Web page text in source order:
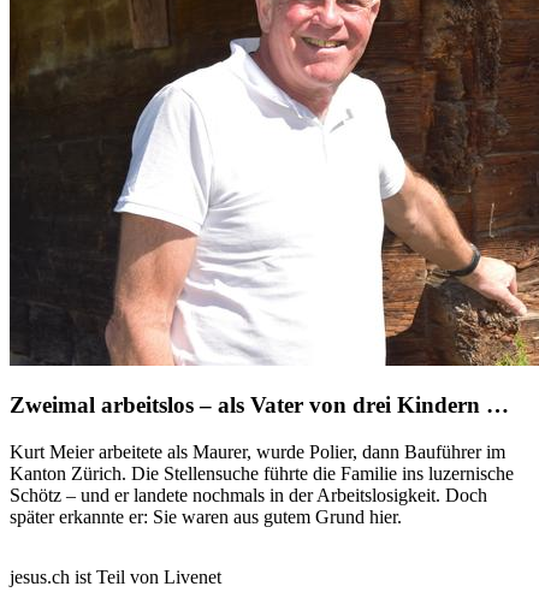
Zweimal arbeitslos – als Vater von drei Kindern …
Kurt Meier arbeitete als Maurer, wurde Polier, dann Bauführer im
Kanton Zürich. Die Stellensuche führte die Familie ins luzernische
Schötz – und er landete nochmals in der Arbeitslosigkeit. Doch
später erkannte er: Sie waren aus gutem Grund hier.
jesus.ch ist Teil von Livenet